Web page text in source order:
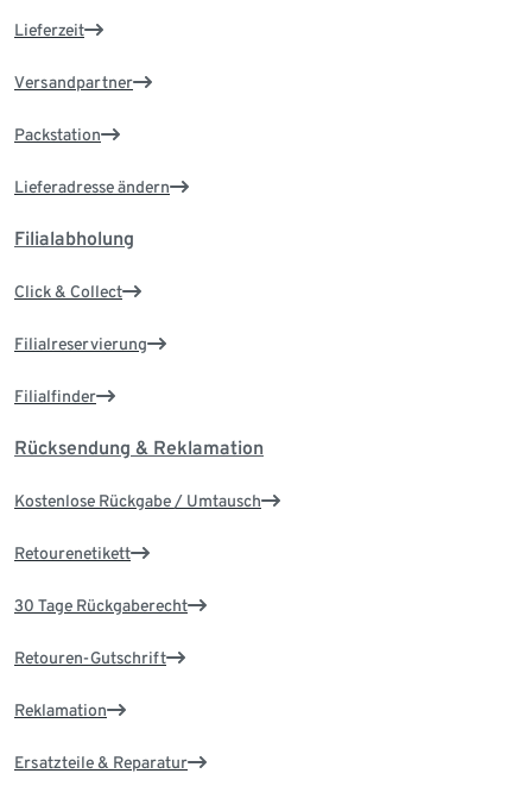
Lieferzeit
Versandpartner
Packstation
Lieferadresse ändern
Filialabholung
Click & Collect
Filialreservierung
Filialfinder
Rücksendung & Reklamation
Kostenlose Rückgabe / Umtausch
Retourenetikett
30 Tage Rückgaberecht
Retouren-Gutschrift
Reklamation
Ersatzteile & Reparatur